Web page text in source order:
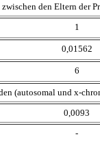
den Eltern der
1
0,01562
6
(autosomal und x-
0,0093
-